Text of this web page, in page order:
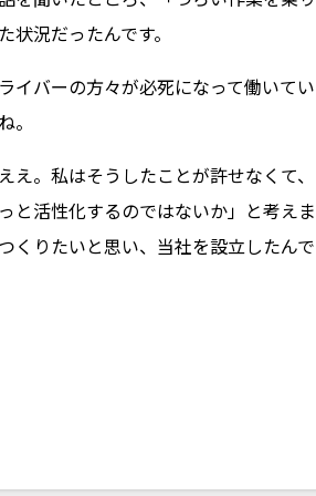
状況だったんです。
イバーの方々が必死になって働いて
。
え。私はそうしたことが許せなくて
と活性化するのではないか」と考え
くりたいと思い、当社を設立したん